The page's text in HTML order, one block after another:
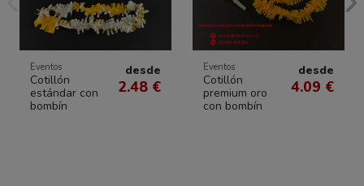
Eventos
Cotillón
estándar con
bombín
desde
2.48 €
Eventos
Cotillón
premium oro
con bombín
desde
4.09 €